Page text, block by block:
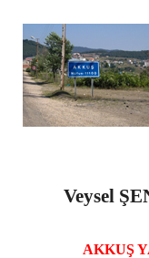
Veysel
AKKUŞ